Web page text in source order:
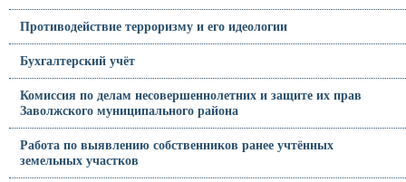
Противодействие терроризму и его идеологии
Бухгалтерский учёт
Комиссия по делам несовершеннолетних и защите их прав
Заволжского муниципального района
Работа по выявлению собственников ранее учтённых
земельных участков